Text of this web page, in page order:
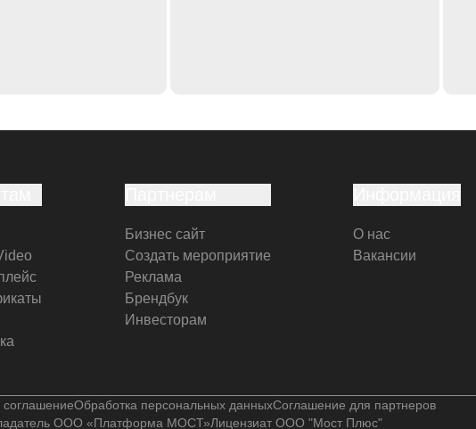
Бизнес сайт
Создать мероприятие
Реклама
Брендбук
Инвесторам
О нас
Вакансии
соглашениеОбработка персональных данныхСоглашение для партнеров
ООО «Платформа МОСТ»Лицензиат ООО "Мост Плюс"